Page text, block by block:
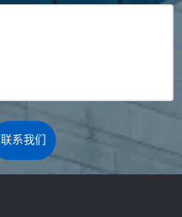
联系我们